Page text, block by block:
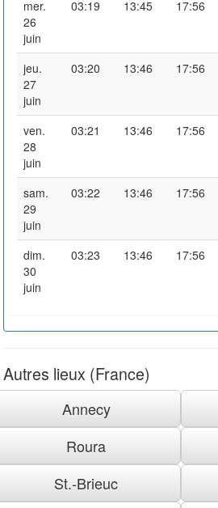
mer.
26
juin
03:19 13:45 17:56
jeu.
27
juin
03:20 13:46 17:56
ven.
28
juin
03:21 13:46 17:56
sam.
29
juin
03:22 13:46 17:56
dim.
30
juin
03:23 13:46 17:56
Autres lieux (France)
Annecy
Roura
St.-Brieuc